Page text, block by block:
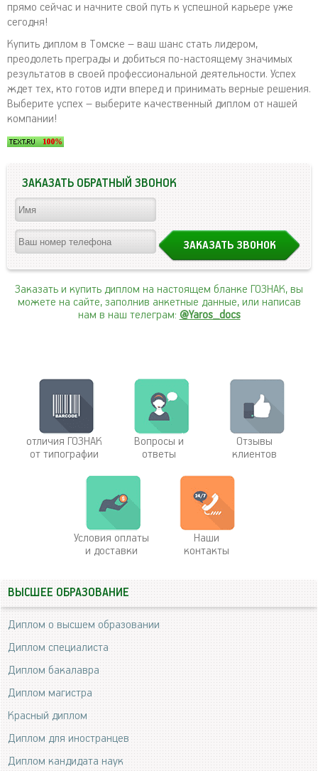
прямо сейчас и начните свой путь к успешной карьере уже
сегодня!
Купить диплом в Томске – ваш шанс стать лидером,
преодолеть преграды и добиться по-настоящему значимых
результатов в своей профессиональной деятельности. Успех
ждет тех, кто готов идти вперед и принимать верные решения.
Выберите успех – выберите качественный диплом от нашей
компании!
ЗАКАЗАТЬ ОБРАТНЫЙ ЗВОНОК
Заказать и купить диплом на настоящем бланке ГОЗНАК, вы
можете на сайте, заполнив анкетные данные, или написав
нам в наш телеграм: @Yaros_docs
отличия ГОЗНАК
от типографии
Вопросы и
ответы
Отзывы
клиентов
Условия оплаты
и доставки
Наши
контакты
ВЫСШЕЕ ОБРАЗОВАНИЕ
Диплом о высшем образовании
Диплом специалиста
Диплом бакалавра
Диплом магистра
Красный диплом
Диплом для иностранцев
Диплом кандидата наук